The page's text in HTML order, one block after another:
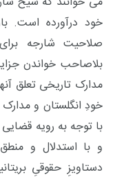
خود درآورده است.
صلاحیت شارجه
بلاصاحب خواندن
مدارک تاریخی تعلق
خودِ انگلستان و
با توجه به رویه
دستاویزِ حقوقیِ